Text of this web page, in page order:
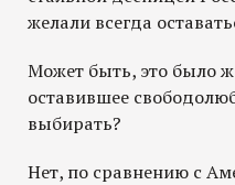
желали всегда
Может быть, это было
оставившее
выбирать?
Нет, по сравнению с